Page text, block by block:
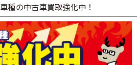
種の中古車買取強化中！